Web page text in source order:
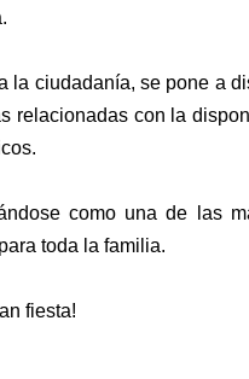
la ciudadanía, se pone a
relacionadas con la
como una de las
toda la familia.
fiesta!